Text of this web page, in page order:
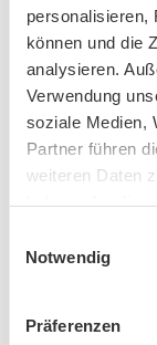
personalisieren,
können und die
analysieren.
Verwendung
soziale Medien,
Partner führen
weiteren Daten
Notwendig
Präferenzen
Fahrkarten
Kontakt-
AKTUELLE
Aktuelle